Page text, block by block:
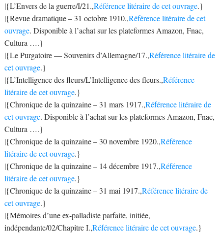
|{L’Envers de la guerre/I/21.,Référence litéraire de cet ouvrage.}
|{Revue dramatique – 31 octobre 1910.,Référence litéraire de cet
ouvrage. Disponible à l’achat sur les plateformes Amazon, Fnac,
Cultura ….}
|{Le Purgatoire — Souvenirs d’Allemagne/17.,Référence litéraire de
cet ouvrage.}
|{L’Intelligence des fleurs/L’Intelligence des fleurs.,Référence
litéraire de cet ouvrage.}
|{Chronique de la quinzaine – 31 mars 1917.,Référence litéraire de
cet ouvrage. Disponible à l’achat sur les plateformes Amazon, Fnac,
Cultura ….}
|{Chronique de la quinzaine – 30 novembre 1920.,Référence
litéraire de cet ouvrage.}
|{Chronique de la quinzaine – 14 décembre 1917.,Référence
litéraire de cet ouvrage.}
|{Chronique de la quinzaine – 31 mai 1917.,Référence litéraire de
cet ouvrage.}
|{Mémoires d’une ex-palladiste parfaite, initiée,
indépendante/02/Chapitre I.,Référence litéraire de cet ouvrage.}